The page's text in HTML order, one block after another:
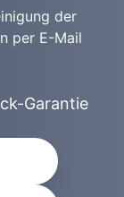
der
per E-Mail
Garantie